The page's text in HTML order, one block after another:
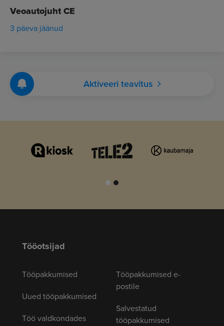
Veoautojuht CE
3 päeva jäänud
Aktiveeri teavitus
Tööotsijad
Tööpakkumised
Uued tööpakkumised
Töö valdkondades
Tööpakkumised e-
postile
Salvestatud
tööpakkumised